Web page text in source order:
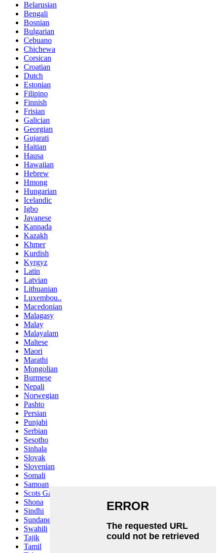
Belarusian
Bengali
Bosnian
Bulgarian
Cebuano
Chichewa
Corsican
Croatian
Dutch
Estonian
Filipino
Finnish
Frisian
Galician
Georgian
Gujarati
Haitian
Hausa
Hawaiian
Hebrew
Hmong
Hungarian
Icelandic
Igbo
Javanese
Kannada
Kazakh
Khmer
Kurdish
Kyrgyz
Latin
Latvian
Lithuanian
Luxembou..
Macedonian
Malagasy
Malay
Malayalam
Maltese
Maori
Marathi
Mongolian
Burmese
Nepali
Norwegian
Pashto
Persian
Punjabi
Serbian
Sesotho
Sinhala
Slovak
Slovenian
Somali
Samoan
Scots Gaelic
Shona
Sindhi
Sundanese
Swahili
Tajik
Tamil